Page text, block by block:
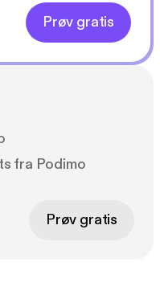
Prøv gratis
fra Podimo
Prøv gratis